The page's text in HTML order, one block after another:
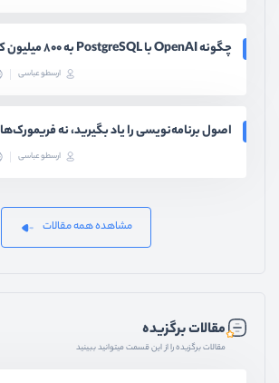
چگونه OpenAI با PostgreSQL به ۸۰۰ میلیون کاربر رسید؟
ارسطو عباسی
اصول برنامه‌نویسی را یاد بگیرید، نه فریمورک‌ها
ارسطو عباسی
مشاهده همه مقالات
مقالات برگزیده
مقالات برگزیده را از این قسمت میتوانید ببینید